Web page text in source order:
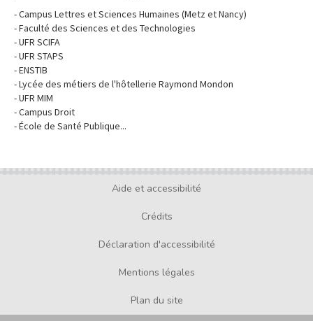
- Campus Lettres et Sciences Humaines (Metz et Nancy)
- Faculté des Sciences et des Technologies
- UFR SCIFA
- UFR STAPS
- ENSTIB
- Lycée des métiers de l'hôtellerie Raymond Mondon
- UFR MIM
- Campus Droit
- École de Santé Publique...
Aide et accessibilité
Crédits
Déclaration d'accessibilité
Mentions légales
Plan du site